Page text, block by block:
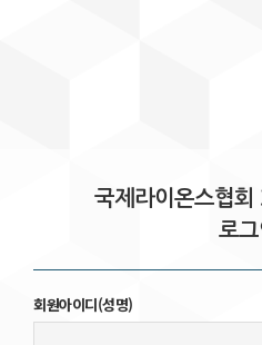
국제라이온스협
로그
회원아이디(성명)